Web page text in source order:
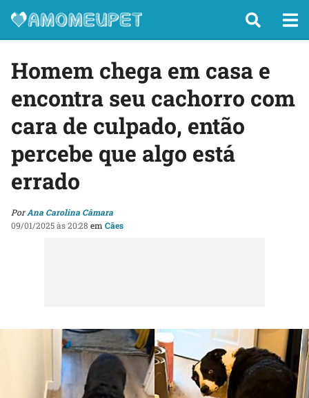
Homem chega em casa e
encontra seu cachorro com
cara de culpado, então
percebe que algo está
errado
PorAna Carolina Câmara
09/01/2025 às 20:28 em Cães